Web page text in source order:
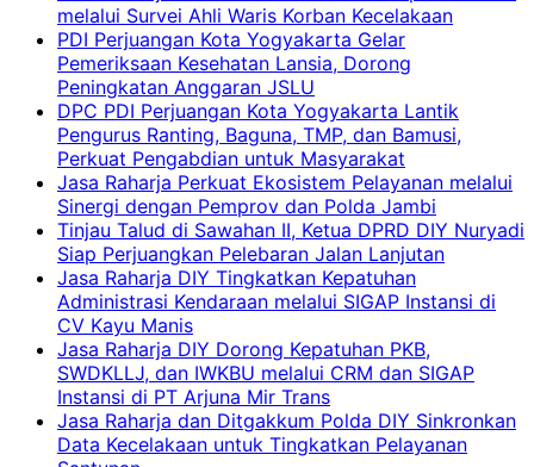
melalui Survei Ahli Waris Korban Kecelakaan
PDI Perjuangan Kota Yogyakarta Gelar
Pemeriksaan Kesehatan Lansia, Dorong
Peningkatan Anggaran JSLU
DPC PDI Perjuangan Kota Yogyakarta Lantik
Pengurus Ranting, Baguna, TMP, dan Bamusi,
Perkuat Pengabdian untuk Masyarakat
Jasa Raharja Perkuat Ekosistem Pelayanan melalui
Sinergi dengan Pemprov dan Polda Jambi
Tinjau Talud di Sawahan II, Ketua DPRD DIY Nuryadi
Siap Perjuangkan Pelebaran Jalan Lanjutan
Jasa Raharja DIY Tingkatkan Kepatuhan
Administrasi Kendaraan melalui SIGAP Instansi di
CV Kayu Manis
Jasa Raharja DIY Dorong Kepatuhan PKB,
SWDKLLJ, dan IWKBU melalui CRM dan SIGAP
Instansi di PT Arjuna Mir Trans
Jasa Raharja dan Ditgakkum Polda DIY Sinkronkan
Data Kecelakaan untuk Tingkatkan Pelayanan